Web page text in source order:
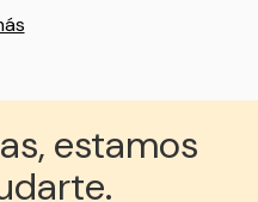
estamos